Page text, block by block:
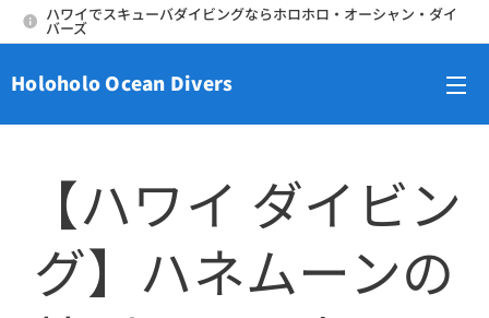
ハワイでスキューバダイビングならホロホロ・オーシャン・ダイ
バーズ
Holoholo Ocean Divers
【ハワイ ダイビン
グ】ハネムーンの